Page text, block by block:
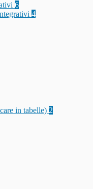
6
4
in tabelle) 2